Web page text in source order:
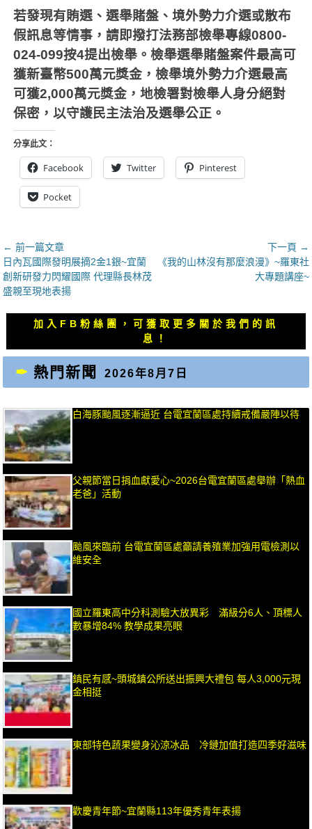
若發現有賄選、選舉賭盤、境外勢力介選或散布
假訊息等情事，請即撥打法務部檢舉專線0800-
024-099按4提出檢舉。檢舉選舉賭盤案件最高可
獲新臺幣500萬元獎金，檢舉境外勢力介選最高
可獲2,000萬元獎金，地檢署對檢舉人身分絕對
保密，以守護民主法治及選舉公正。
分享此文：
Facebook Twitter Pinterest
Pocket
文
章
導
覽
← 前一篇文章
上
一
篇
日內瓦國際發明展摘2金1銀~宜蘭
創新研發力閃耀國際 代理縣長林茂
盛親至現地表揚
下一頁 →
下
章：
《我的山林沒有那麼浪漫》~羅東社
大專題講座~
加入FB粉絲團，可獲取更多關於我們的訊
息！
熱門新聞 2026年8月7日
白海豚颱風逐漸逼近 台電宜蘭區處持續戒備嚴陣以待
父親節當日捐血獻愛心~2026台電宜蘭區處舉辦「熱血
老爸」活動
颱風來臨前 台電宜蘭區處籲請養殖業加強用電檢測以
維安全
國立羅東高中分科測驗大放異彩 滿級分6人、頂標人
數暴增84% 教學成果亮眼
鎮民有感~頭城鎮公所送出振興大禮包 每人3,000元現
金相挺
東部特色蔬果變身沁涼冰品 冷鏈加值打造四季好滋味
歡慶青年節~宜蘭縣113年優秀青年表揚